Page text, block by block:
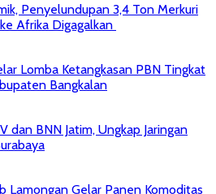
Penyelundupan 3,4 Ton Merkuri
Afrika Digagalkan
Lomba Ketangkasan PBN Tingkat
Bangkalan
dan BNN Jatim, Ungkap Jaringan
Lamongan Gelar Panen Komoditas